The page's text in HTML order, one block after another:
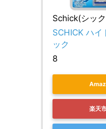
Schick(シッ
SCHICK ハイ
ック
8
楽天